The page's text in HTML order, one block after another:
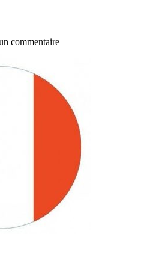
commentaire